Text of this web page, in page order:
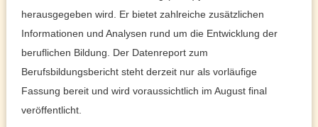
herausgegeben wird. Er bietet zahlreiche zusätzlichen
Informationen und Analysen rund um die Entwicklung der
beruflichen Bildung. Der Datenreport zum
Berufsbildungsbericht steht derzeit nur als vorläufige
Fassung bereit und wird voraussichtlich im August final
veröffentlicht.